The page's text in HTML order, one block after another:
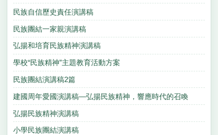
民族自信歷史責任演講稿
民族團結一家親演講稿
弘揚和培育民族精神演講稿
學校“民族精神”主題教育活動方案
民族團結演講稿2篇
建國周年愛國演講稿—弘揚民族精神，響應時代的召喚
弘揚民族精神演講稿
小學民族團結演講稿